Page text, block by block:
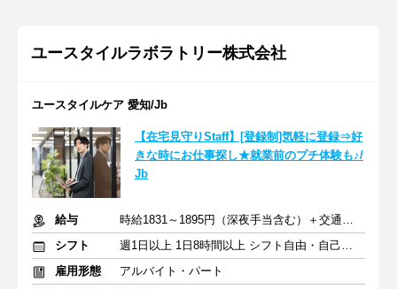
ユースタイルラボラトリー株式会社
ユースタイルケア 愛知/Jb
【在宅見守りStaff】[登録制]気軽に登録⇒好
きな時にお仕事探し★就業前のプチ体験も♪/
Jb
給与
時給1831～1895円（深夜手当含む）＋交通費支給
シフト
週1日以上 1日8時間以上 シフト自由・自己申告
雇用形態
アルバイト・パート